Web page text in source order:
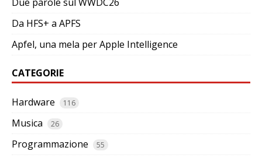
Da HFS+ a APFS
Apfel, una mela per Apple Intelligence
CATEGORIE
Hardware 116
Musica 26
Programmazione 55